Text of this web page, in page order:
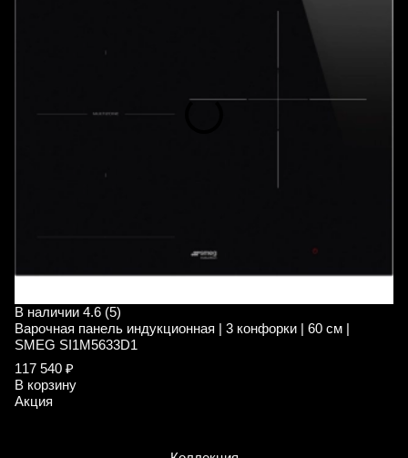
В наличии 4.6 (5)
Варочная панель индукционная | 3 конфорки | 60 см |
SMEG SI1M5633D1
117 540 ₽
В корзину
Акция